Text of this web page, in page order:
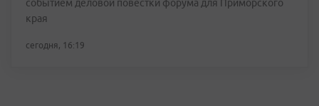
событием деловой повестки форума для Приморского
края
сегодня, 16:19